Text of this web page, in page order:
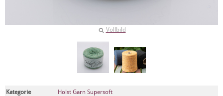
Vollbild
Kategorie
Holst Garn Supersoft